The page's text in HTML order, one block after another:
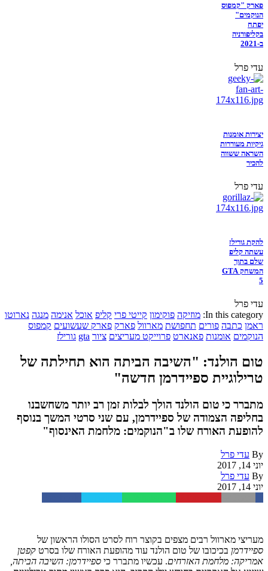
פארק "קמפוס
הנוקמים"
יפתח
בקליפורניה
ב-2021
עדי פרל
יצירות אומנות
גיקיות מעוררות
השראה ששווה
להכיר
עדי פרל
להקת גורילז
עשתה קליפ
שלם בתוך
המשחק GTA
5
עדי פרל
In this category: מוזיקה פוקימון קייטי פרי קליפ אוכל אנימה מנגה נארוטו
ראמן כתבה פורים תחפושת מארוול פארק פארק שעשועים קמפוס
הנוקמים אומנות פאנארט פרוייקט מעריצים ציור gta גורילז
טום הולנד: "השיבה הביתה הוא תחילתה של
טרילוגיית ספיידרמן חדשה"
מתברר כי טום הולנד הולך לבלות זמן רב יותר משחשבנו
בחליפה הצמודה של ספיידרמן, עם שני סרטי המשך בנוסף
להופעת האורח שלו ב"הנוקמים: מלחמת האינסוף"
By עדי פרל
יוני 14, 2017
By עדי פרל
יוני 14, 2017
מעריצי מארוול רבים מצפים בקוצר רוח לסרט הסולו הראשון של
ספיידרמן בכיכובו של טום הולנד עוד מהופעת האורח שלו בסרט קפטן
אמריקה: מלחמת האזרחים. עכשיו מתברר כי ספיידרמן: השיבה הביתה,